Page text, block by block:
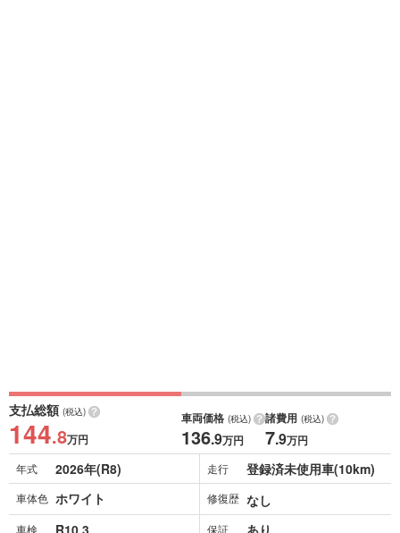
支払総額 (税込)
144.8万円
車両価格 (税込)
136.9万円
諸費用 (税込)
7.9万円
年式 2026年(R8) 走行 登録済未使用車(10km)
車体色 ホワイト 修復歴 なし
車検 R10.3 保証 あり